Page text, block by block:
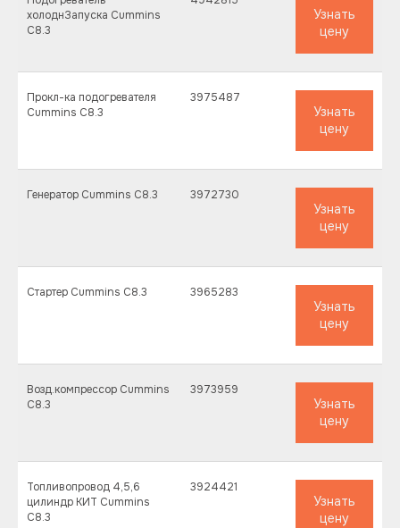
холоднЗапуска Cummins
C8.3
Узнать
цену
Прокл-ка подогревателя
Cummins C8.3
3975487
Узнать
цену
Генератор Cummins C8.3 3972730
Узнать
цену
Стартер Cummins C8.3 3965283
Узнать
цену
Возд.компрессор Cummins
C8.3
3973959
Узнать
цену
Топливопровод 4,5,6
цилиндр КИТ Cummins
C8.3
3924421
Узнать
цену